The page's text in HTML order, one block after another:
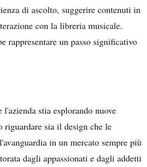
di ascolto, suggerire contenuti in
con la libreria musicale.
un passo significativo
stia esplorando nuove
sia il design che le
in un mercato sempre più
dagli appassionati e dagli addetti